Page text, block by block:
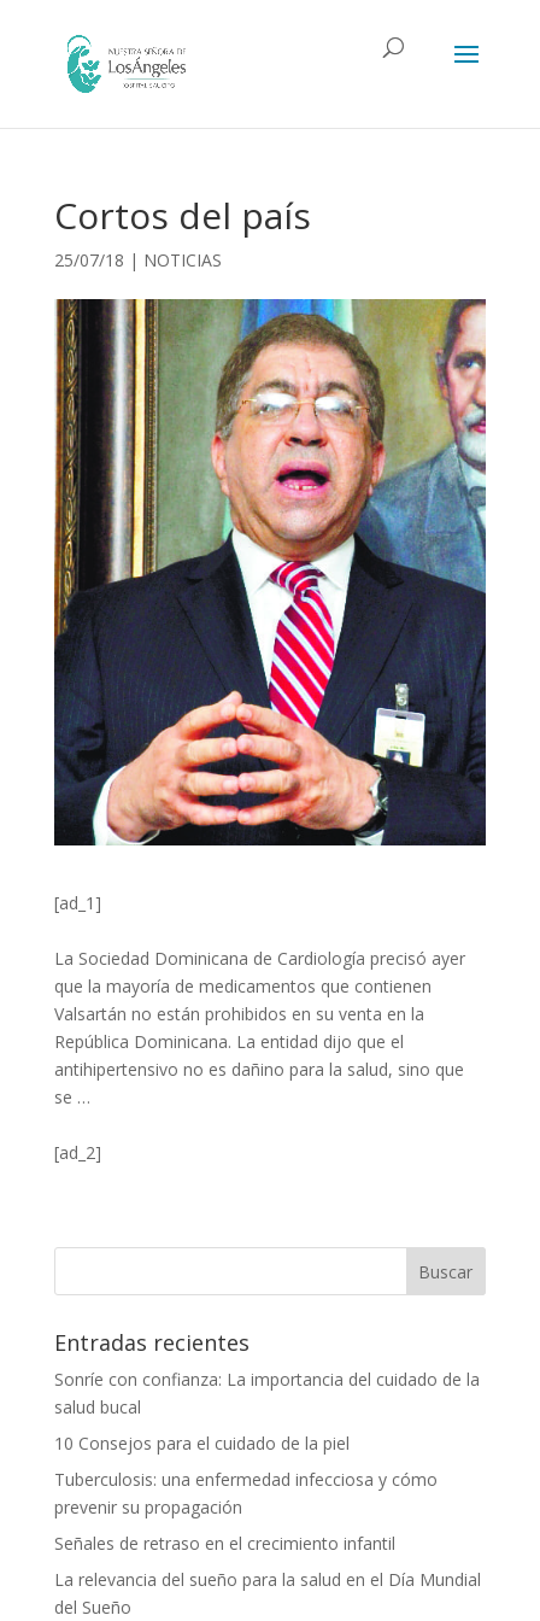
Cortos del país
25/07/18 | NOTICIAS
[ad_1]
La Sociedad Dominicana de Cardiología precisó ayer
que la mayoría de medicamentos que contienen
Valsartán no están prohibidos en su venta en la
República Dominicana. La entidad dijo que el
antihipertensivo no es dañino para la salud, sino que
se …
[ad_2]
Entradas recientes
Sonríe con confianza: La importancia del cuidado de la
salud bucal
10 Consejos para el cuidado de la piel
Tuberculosis: una enfermedad infecciosa y cómo
prevenir su propagación
Señales de retraso en el crecimiento infantil
La relevancia del sueño para la salud en el Día Mundial
del Sueño